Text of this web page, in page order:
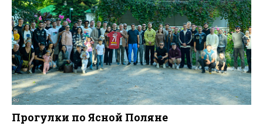
Прогулки по Ясной Поляне